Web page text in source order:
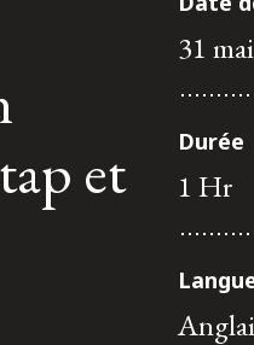
et
31
Durée
1 Hr